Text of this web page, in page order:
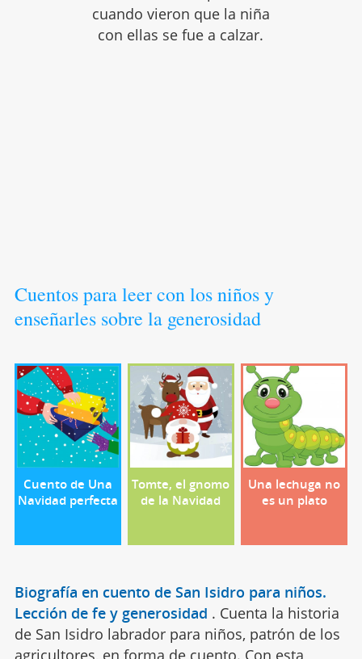
cuando vieron que la niña
con ellas se fue a calzar.
Cuentos para leer con los niños y
enseñarles sobre la generosidad
Cuento de Una
Navidad perfecta
Tomte, el gnomo
de la Navidad
Una lechuga no
es un plato
Biografía en cuento de San Isidro para niños.
Lección de fe y generosidad . Cuenta la historia
de San Isidro labrador para niños, patrón de los
agricultores, en forma de cuento. Con esta